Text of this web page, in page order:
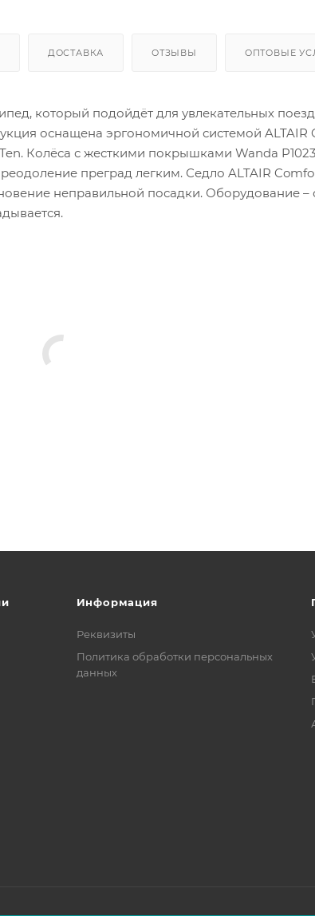
ДОСТАВКА ОТЗЫВЫ ОПТОВЫЕ
который подойдёт для увлекательных
оснащена эргономичной системой ALTAIR
Колёса с жесткими покрышками Wanda P1023
преград легким. Седло ALTAIR
неправильной посадки. Оборудование –
Информация
Реквизиты
Политика обработки персональных
данных